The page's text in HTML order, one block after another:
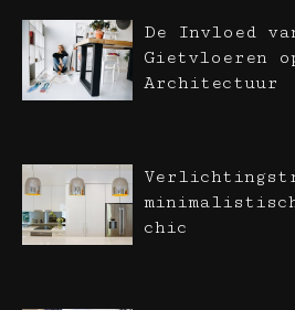
De Invloed
Gietvloeren
Architectuur
chic